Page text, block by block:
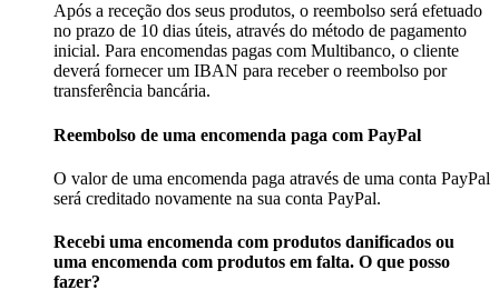
Após a receção dos seus produtos, o reembolso será efetuado
no prazo de 10 dias úteis, através do método de pagamento
inicial. Para encomendas pagas com Multibanco, o cliente
deverá fornecer um IBAN para receber o reembolso por
transferência bancária.
Reembolso de uma encomenda paga com PayPal
O valor de uma encomenda paga através de uma conta PayPal
será creditado novamente na sua conta PayPal.
Recebi uma encomenda com produtos danificados ou
uma encomenda com produtos em falta. O que posso
fazer?